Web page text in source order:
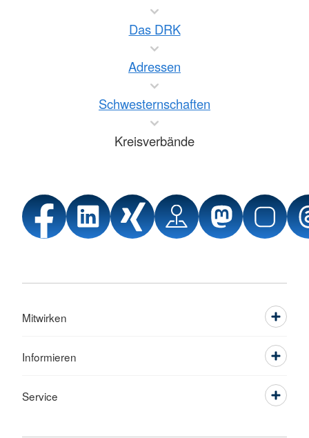
Das DRK
Adressen
Schwesternschaften
Kreisverbände
Mitwirken
Informieren
Service